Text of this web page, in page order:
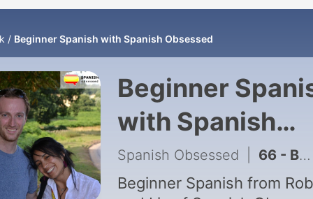
Beginner Spanish with Spanish Obsessed
Beginner
with Spanish
Obsessed -
Hallgatás Online
Spanish Obsessed 66 - Beginners 52: City vs country living
Beginner Spanish from Rob